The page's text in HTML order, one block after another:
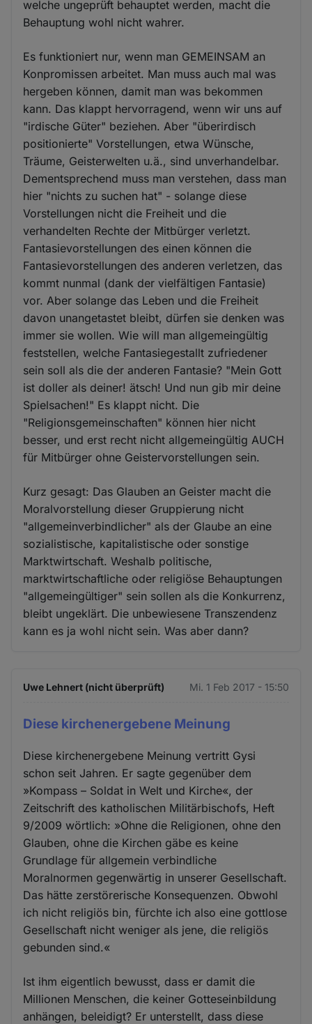
welche ungeprüft behauptet werden, macht die
Behauptung wohl nicht wahrer.
Es funktioniert nur, wenn man GEMEINSAM an
Konpromissen arbeitet. Man muss auch mal was
hergeben können, damit man was bekommen
kann. Das klappt hervorragend, wenn wir uns auf
"irdische Güter" beziehen. Aber "überirdisch
positionierte" Vorstellungen, etwa Wünsche,
Träume, Geisterwelten u.ä., sind unverhandelbar.
Dementsprechend muss man verstehen, dass man
hier "nichts zu suchen hat" - solange diese
Vorstellungen nicht die Freiheit und die
verhandelten Rechte der Mitbürger verletzt.
Fantasievorstellungen des einen können die
Fantasievorstellungen des anderen verletzen, das
kommt nunmal (dank der vielfältigen Fantasie)
vor. Aber solange das Leben und die Freiheit
davon unangetastet bleibt, dürfen sie denken was
immer sie wollen. Wie will man allgemeingültig
feststellen, welche Fantasiegestallt zufriedener
sein soll als die der anderen Fantasie? "Mein Gott
ist doller als deiner! ätsch! Und nun gib mir deine
Spielsachen!" Es klappt nicht. Die
"Religionsgemeinschaften" können hier nicht
besser, und erst recht nicht allgemeingültig AUCH
für Mitbürger ohne Geistervorstellungen sein.
Kurz gesagt: Das Glauben an Geister macht die
Moralvorstellung dieser Gruppierung nicht
"allgemeinverbindlicher" als der Glaube an eine
sozialistische, kapitalistische oder sonstige
Marktwirtschaft. Weshalb politische,
marktwirtschaftliche oder religiöse Behauptungen
"allgemeingültiger" sein sollen als die Konkurrenz,
bleibt ungeklärt. Die unbewiesene Transzendenz
kann es ja wohl nicht sein. Was aber dann?
Uwe Lehnert (nicht überprüft) Mi. 1 Feb 2017 - 15:50
Diese kirchenergebene Meinung
Diese kirchenergebene Meinung vertritt Gysi
schon seit Jahren. Er sagte gegenüber dem
»Kompass – Soldat in Welt und Kirche«, der
Zeitschrift des katholischen Militärbischofs, Heft
9/2009 wörtlich: »Ohne die Religionen, ohne den
Glauben, ohne die Kirchen gäbe es keine
Grundlage für allgemein verbindliche
Moralnormen gegenwärtig in unserer Gesellschaft.
Das hätte zerstörerische Konsequenzen. Obwohl
ich nicht religiös bin, fürchte ich also eine gottlose
Gesellschaft nicht weniger als jene, die religiös
gebunden sind.«
Ist ihm eigentlich bewusst, dass er damit die
Millionen Menschen, die keiner Gotteseinbildung
anhängen, beleidigt? Er unterstellt, dass diese